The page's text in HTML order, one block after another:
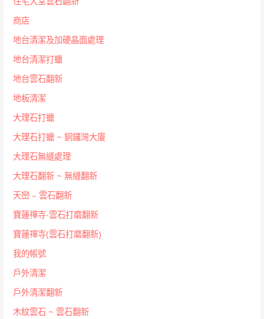
商店
地台清潔及加硬晶面處理
地台清潔打蠟
地台雲石翻新
地板清潔
大理石打蠟
大理石打蠟 ~ 銅鑼灣大廈
大理石無縫處理
大理石翻新 ~ 無縫翻新
天巒 – 雲石翻新
寶蓮禪寺-雲石打磨翻新
寶蓮禪寺(雲石打磨翻新)
我的帳號
戶外清潔
戶外清潔翻新
木紋雲石 ~ 雲石翻新